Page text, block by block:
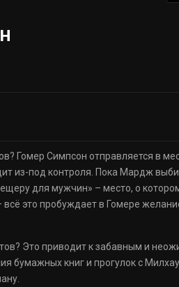
Гомер Симпсон отправляется в
из-под контроля. Пока Мардж
для мужчин» – место, о
это пробуждает в Гомере
Это приводит к забавным и
бумажных книг и прогулок с